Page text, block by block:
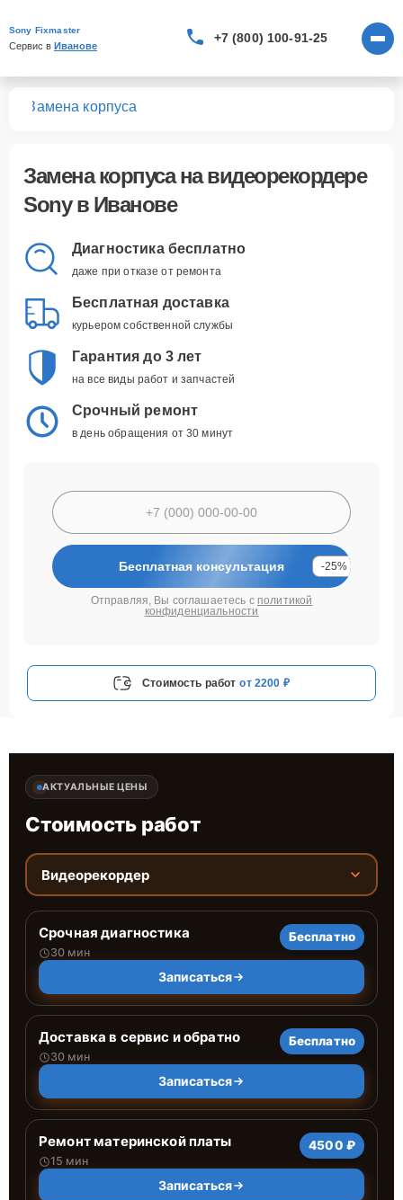
Sony Fixmaster
Сервис в Иванове
+7 (800) 100-91-25
Замена корпуса
Замена корпусана видеорекордере
Sony в Иванове
Диагностика бесплатно
даже при отказе от ремонта
Бесплатная доставка
курьером собственной службы
Гарантия до 3 лет
на все виды работ и запчастей
Срочный ремонт
в день обращения от 30 минут
Бесплатная консультация -25%
Отправляя, Вы соглашаетесь с политикой
конфиденциальности
Стоимость работ от 2200 ₽
АКТУАЛЬНЫЕ ЦЕНЫ
Стоимость работ
Видеорекордер
Срочная диагностика
30 мин
Бесплатно
Записаться
Доставка в сервис и обратно
30 мин
Бесплатно
Записаться
Ремонт материнской платы
15 мин
4500 ₽
Записаться